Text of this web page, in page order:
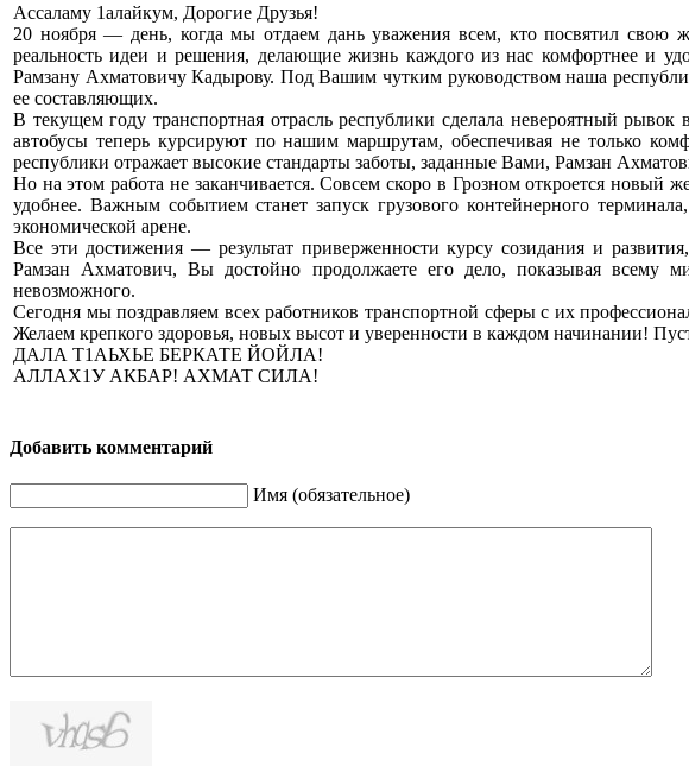
Ассаламу 1алайкум, Дорогие Друзья!
20 ноября — день, когда мы отдаем дань уважения всем, кто посвятил свою
реальность идеи и решения, делающие жизнь каждого из нас комфортнее и
Рамзану Ахматовичу Кадырову. Под Вашим чутким руководством наша
ее составляющих.
В текущем году транспортная отрасль республики сделала невероятный
автобусы теперь курсируют по нашим маршрутам, обеспечивая не только
республики отражает высокие стандарты заботы, заданные Вами, Рамзан
Но на этом работа не заканчивается. Совсем скоро в Грозном откроется
удобнее. Важным событием станет запуск грузового контейнерного
экономической арене.
Все эти достижения — результат приверженности курсу созидания и
Рамзан Ахматович, Вы достойно продолжаете его дело, показывая всему
невозможного.
Сегодня мы поздравляем всех работников транспортной сферы с их
Желаем крепкого здоровья, новых высот и уверенности в каждом начинании!
ДАЛА Т1АЬХЬЕ БЕРКАТЕ ЙОЙЛА!
АЛЛАХ1У АКБАР! АХМАТ СИЛА!
Добавить комментарий
Имя (обязательное)